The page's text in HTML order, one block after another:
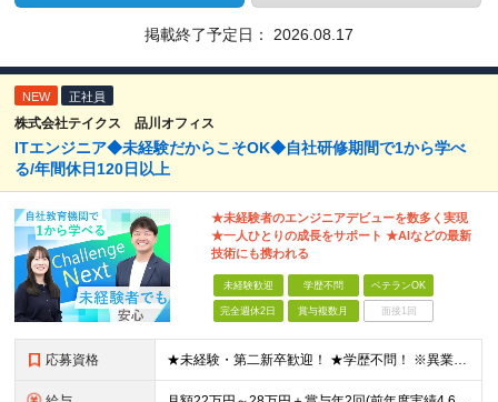
掲載終了予定日： 2026.08.17
NEW 正社員
株式会社テイクス 品川オフィス
ITエンジニア◆未経験だからこそOK◆自社研修期間で1から学べ
る/年間休日120日以上
★未経験者のエンジニアデビューを数多く実現
★一人ひとりの成長をサポート ★AIなどの最新
技術にも携われる
未経験歓迎 学歴不問 ベテランOK
完全週休2日 賞与複数月 面接1回
応募資格 ★未経験・第二新卒歓迎！ ★学歴不問！ ※異業種出身のメンバーが多数活躍中！ ※一人でも多くの方とお会いさせていただく予定です！ ※エンジニアの経験が数か月あり、今は別職種に就いているが、 もう一